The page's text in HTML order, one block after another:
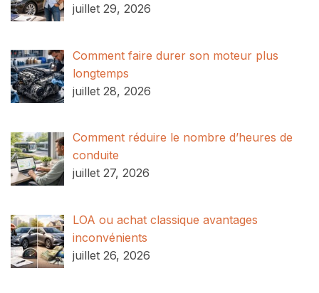
juillet 29, 2026
Comment faire durer son moteur plus
longtemps
juillet 28, 2026
Comment réduire le nombre d’heures de
conduite
juillet 27, 2026
LOA ou achat classique avantages
inconvénients
juillet 26, 2026